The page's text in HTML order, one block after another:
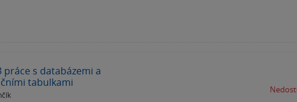
práce s databázemi a
tabulkami